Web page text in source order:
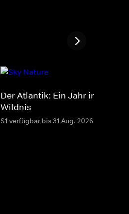
Der Atlantik: Ein Jahr in der
Wildnis
S1 verfügbar bis 31 Aug. 2026